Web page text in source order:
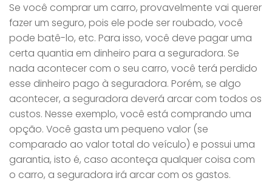
Se você comprar um carro, provavelmente vai querer
fazer um seguro, pois ele pode ser roubado, você
pode batê-lo, etc. Para isso, você deve pagar uma
certa quantia em dinheiro para a seguradora. Se
nada acontecer com o seu carro, você terá perdido
esse dinheiro pago à seguradora. Porém, se algo
acontecer, a seguradora deverá arcar com todos os
custos. Nesse exemplo, você está comprando uma
opção. Você gasta um pequeno valor (se
comparado ao valor total do veículo) e possui uma
garantia, isto é, caso aconteça qualquer coisa com
o carro, a seguradora irá arcar com os gastos.